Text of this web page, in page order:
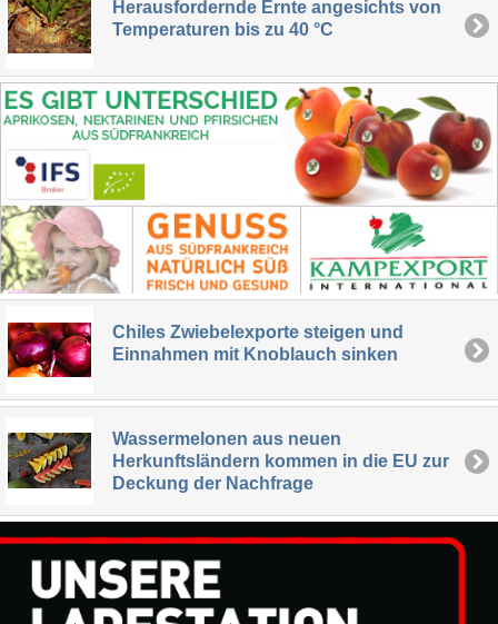
Herausfordernde Ernte angesichts von
Temperaturen bis zu 40 °C
Chiles Zwiebelexporte steigen und
Einnahmen mit Knoblauch sinken
Wassermelonen aus neuen
Herkunftsländern kommen in die EU zur
Deckung der Nachfrage